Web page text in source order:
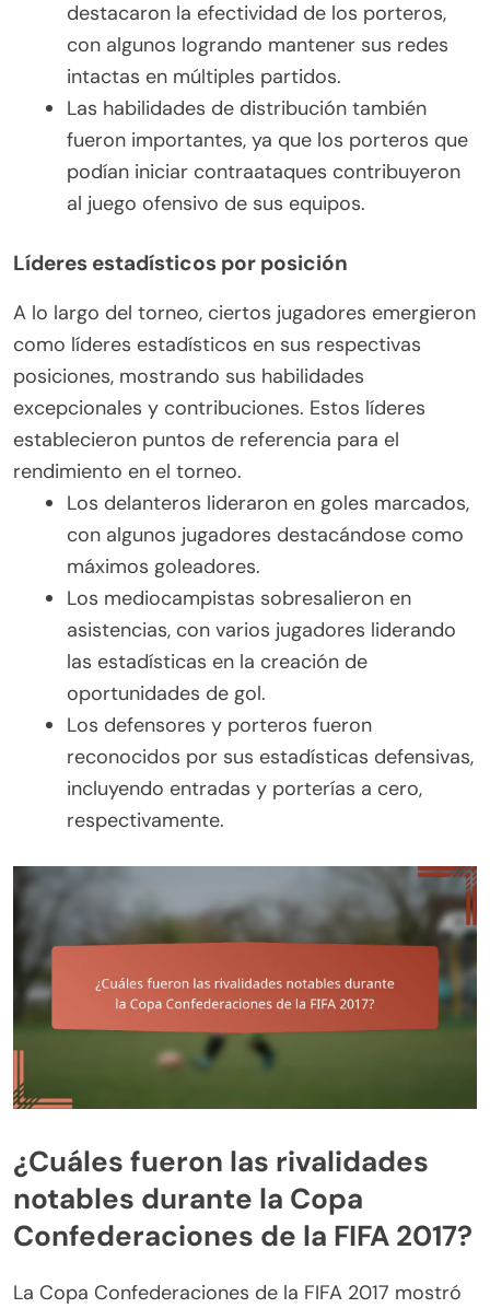
destacaron la efectividad de los porteros,
con algunos logrando mantener sus redes
intactas en múltiples partidos.
Las habilidades de distribución también
fueron importantes, ya que los porteros que
podían iniciar contraataques contribuyeron
al juego ofensivo de sus equipos.
Líderes estadísticos por posición
A lo largo del torneo, ciertos jugadores emergieron
como líderes estadísticos en sus respectivas
posiciones, mostrando sus habilidades
excepcionales y contribuciones. Estos líderes
establecieron puntos de referencia para el
rendimiento en el torneo.
Los delanteros lideraron en goles marcados,
con algunos jugadores destacándose como
máximos goleadores.
Los mediocampistas sobresalieron en
asistencias, con varios jugadores liderando
las estadísticas en la creación de
oportunidades de gol.
Los defensores y porteros fueron
reconocidos por sus estadísticas defensivas,
incluyendo entradas y porterías a cero,
respectivamente.
¿Cuáles fueron las rivalidades
notables durante la Copa
Confederaciones de la FIFA 2017?
La Copa Confederaciones de la FIFA 2017 mostró